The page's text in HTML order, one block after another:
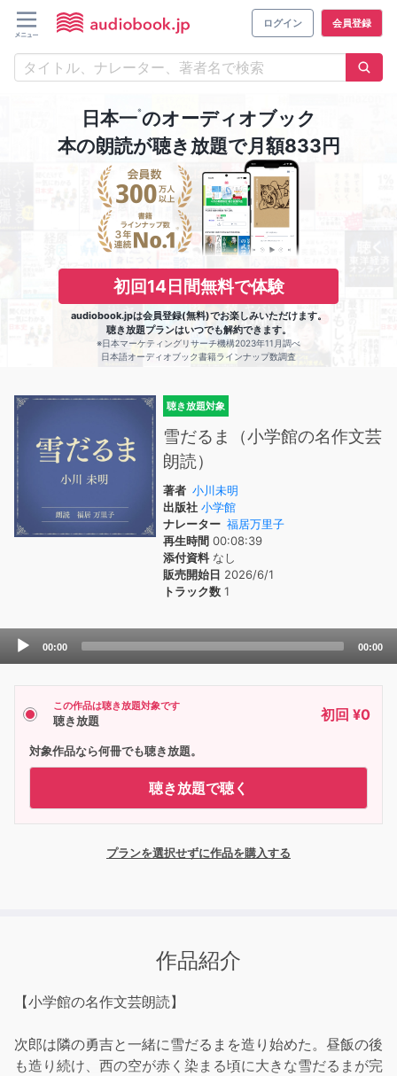
ログイン 会員登録
日本一※のオーディオブック
本の朗読が聴き放題で月額833円
初回14日間無料で体験
audiobook.jpは会員登録(無料)でお楽しみいただけます。
聴き放題プランはいつでも解約できます。
※日本マーケティングリサーチ機構2023年11月調べ
日本語オーディオブック書籍ラインナップ数調査
聴き放題対象
雪だるま（小学館の名作文芸
朗読）
著者 小川未明
出版社 小学館
ナレーター 福居万里子
再生時間 00:08:39
添付資料なし
販売開始日 2026/6/1
トラック数 1
Audio
00:00 00:00
この作品は聴き放題対象です
聴き放題 初回 ¥0
対象作品なら何冊でも聴き放題。
聴き放題で聴く
プランを選択せずに作品を購入する
作品紹介
【小学館の名作文芸朗読】
次郎は隣の勇吉と一緒に雪だるまを造り始めた。昼飯の後
も造り続け、西の空が赤く染まる頃に大きな雪だるまが完